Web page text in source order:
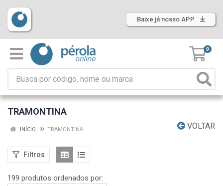
Baixe já nosso APP
0
TRAMONTINA
VOLTAR
INÍCIO TRAMONTINA
Filtros
199 produtos ordenados por: